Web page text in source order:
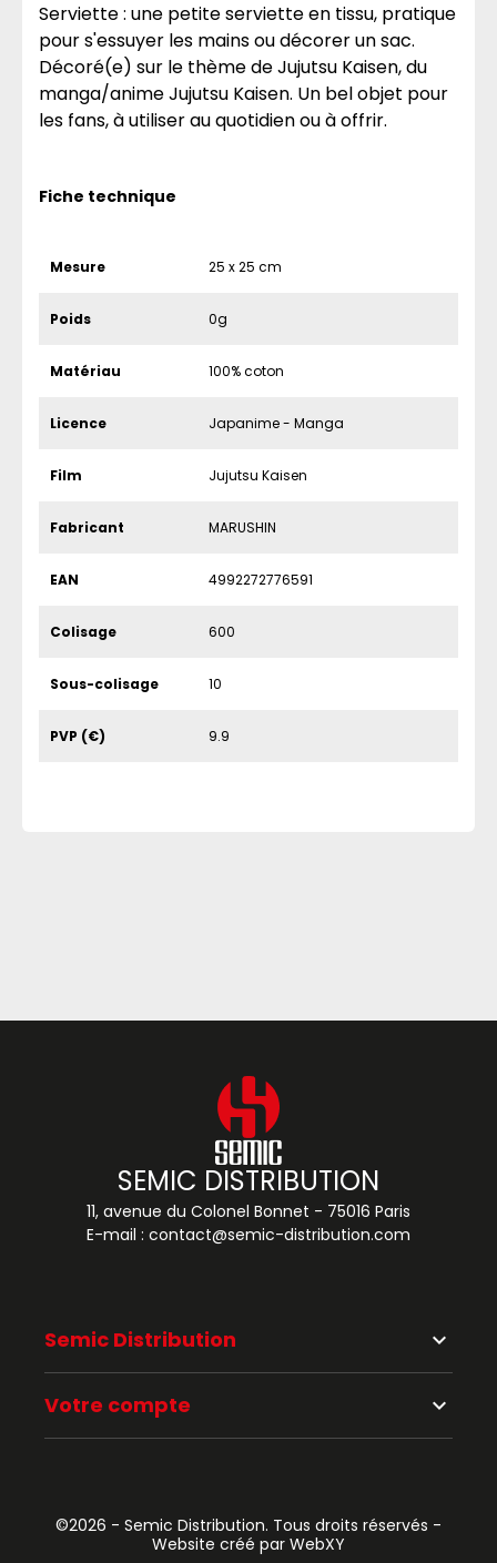
Serviette : une petite serviette en tissu, pratique
pour s'essuyer les mains ou décorer un sac.
Décoré(e) sur le thème de Jujutsu Kaisen, du
manga/anime Jujutsu Kaisen. Un bel objet pour
les fans, à utiliser au quotidien ou à offrir.
Fiche technique
Mesure 25 x 25 cm
Poids 0g
Matériau 100% coton
Licence Japanime - Manga
Film Jujutsu Kaisen
Fabricant MARUSHIN
EAN 4992272776591
Colisage 600
Sous-colisage 10
PVP (€) 9.9
Semic Distribution keyboard_arrow_down
Votre compte keyboard_arrow_down
SEMIC DISTRIBUTION
11, avenue du Colonel Bonnet - 75016 Paris
E-mail : contact@semic-distribution.com
©2026 - Semic Distribution. Tous droits réservés -
Website créé par WebXY